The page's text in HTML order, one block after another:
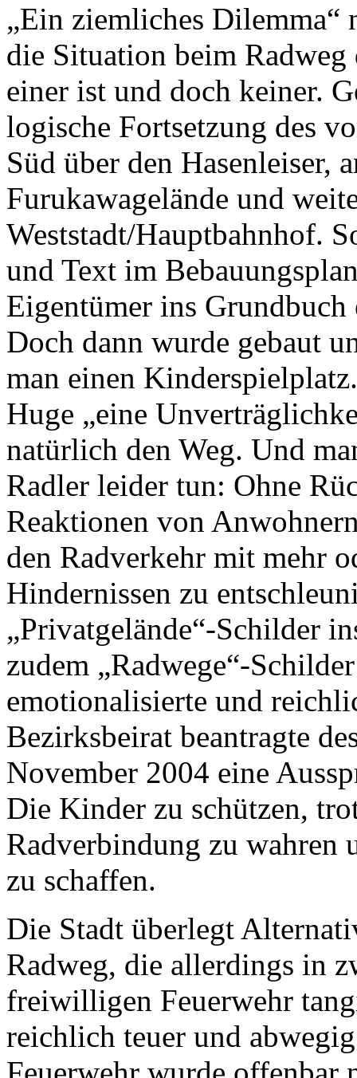
„Ein ziemliches Dilemma“
die Situation beim
einer ist und doch keiner.
logische Fortsetzung des
Süd über den Hasenleiser,
Furukawagelände und
Weststadt/Hauptbahnhof.
und Text im
Eigentümer ins Grundbuch
Doch dann wurde gebaut
man einen
Huge „eine
natürlich den Weg. Und
Radler leider tun: Ohne
Reaktionen von
den Radverkehr mit mehr
Hindernissen zu
„Privatgelände“-Schilder
zudem „Radwege“-
emotionalisierte und
Bezirksbeirat beantragte
November 2004 eine
Die Kinder zu schützen,
Radverbindung zu wahren
zu schaffen.
Die Stadt überlegt
Radweg, die allerdings in
freiwilligen Feuerwehr
reichlich teuer und